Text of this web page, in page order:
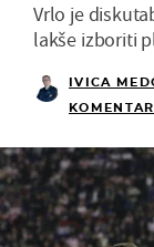
Vrlo je
lakše izboriti
IVICA